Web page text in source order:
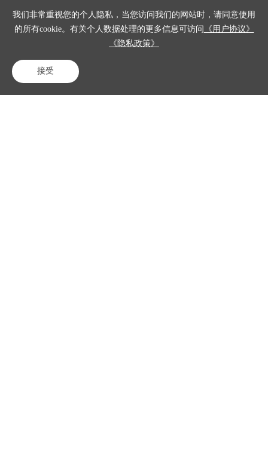
信通院“大规模预训练模型技术和应用评估方法-模型运营参编单
位”
中
我们非常重视您的个人隐私，当您访问我们的网站时，请同意使用
的所有cookie。有关个人数据处理的更多信息可访问 《用户协议》
《隐私政策》
接受
电话咨询